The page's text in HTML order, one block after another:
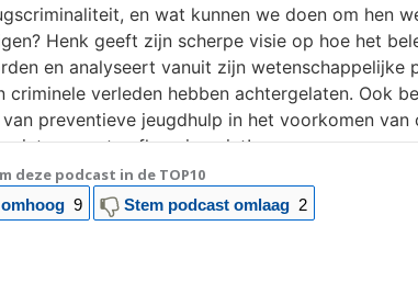
en wat kunnen we doen om hen
Henk geeft zijn scherpe visie op hoe het
en analyseert vanuit zijn wetenschappelijke
criminele verleden hebben achtergelaten. Ook
preventieve jeugdhulp in het voorkomen van
interessante aflevering niet!
deze podcast in de TOP10
9 Stem podcast omlaag 2